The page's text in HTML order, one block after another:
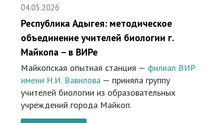
04.05.2026
Республика Адыгея: методическое
объединение учителей биологии г.
Майкопа – в ВИРе
Майкопская опытная станция — филиал ВИР
имени Н.И. Вавилова — приняла группу
учителей биологии из образовательных
учреждений города Майкоп.